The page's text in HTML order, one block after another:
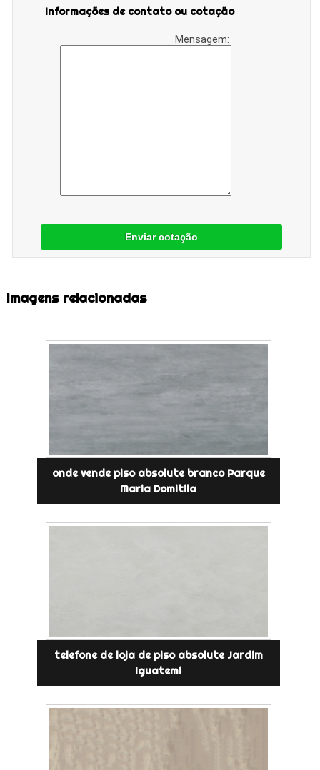
Informações de contato ou cotação
Mensagem:
Enviar cotação
Imagens relacionadas
onde vende piso absolute branco Parque
Maria Domitila
telefone de loja de piso absolute Jardim
Iguatemi